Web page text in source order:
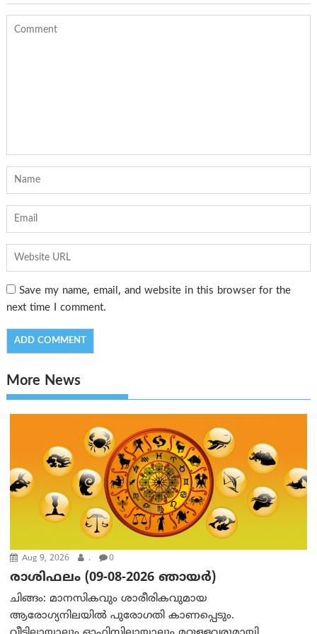
Save my name, email, and website in this browser for the
next time I comment.
More News
Aug 9, 2026 . 0
രാശിഫലം (09-08-2026 ഞായര്‍)
ചിങ്ങം: മാനസികവും ശാരീരികവുമായ
ആരോഗ്യനിലയിൽ പുരോഗതി കാണപ്പെടും.